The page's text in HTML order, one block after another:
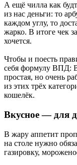
А ещё чилла как
из нас деньги: то
каждом углу, то
жарко. В итоге чек
хочется.
Чтобы и поесть
себя формулу ВПД:
простая, но очень
из этих трёх
кошелёк.
Вкусное — для
В жару аппетит
на столе нужно
газировку,